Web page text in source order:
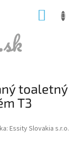
toaletný
T3
Essity Slovakia s.r.o.